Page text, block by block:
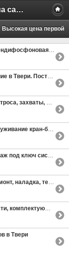
Бесплатные объявления на сайте MILAMO.ru
Высокая цена первой
борная и другую химию неликвиды по РФ
Поставка и монтаж
тали, цепи. Стропы текстильные
тельферов. Радиоуправление, ЧРП
кабельного обогрева
металлорежущих станков, ЧПУ
комплектующие
в Твери